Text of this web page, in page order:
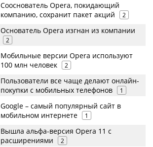
Сооснователь Opera, покидающий
компанию, сохранит пакет акций
2
Основатель Opera изгнан из компании
2
Мобильные версии Opera используют
100 млн человек
2
Пользователи все чаще делают онлайн-
покупки с мобильных телефонов
1
Google – самый популярный сайт в
мобильном интернете
1
Вышла альфа-версия Opera 11 с
расширениями
2